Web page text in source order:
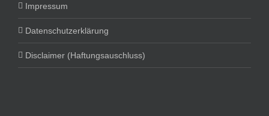
Impressum
Datenschutzerklärung
Disclaimer (Haftungsauschluss)